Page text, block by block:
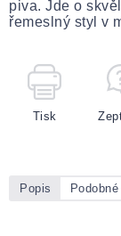
piva. Jde o
řemeslný styl v
Tisk
Popis